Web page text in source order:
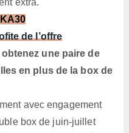
extra.
de l’offre
obtenez une paire de
en plus de la box de
avec engagement
box de juin-juillet